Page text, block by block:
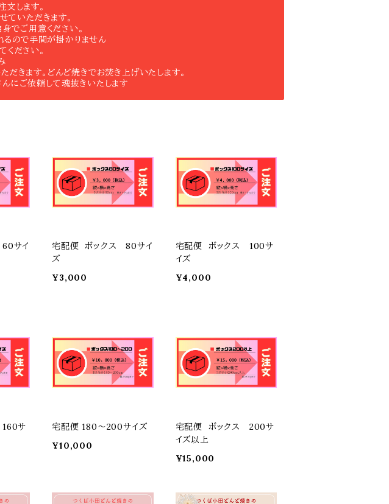
します。
いただきます。
でご用意ください。
ので手間が掛かりません
ださい。
きます。どんど焼きでお焚き上げいたします。
にご依頼して魂抜きいたします
サイ
宅配便 ボックス 80サイ
ズ
¥3,000
宅配便 ボックス 100サ
イズ
¥4,000
サ
宅配便 180〜200サイズ
¥10,000
宅配便 ボックス 200サ
イズ以上
¥15,000